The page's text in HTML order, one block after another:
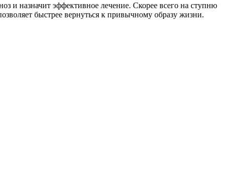
и назначит эффективное лечение. Скорее всего на ступню
быстрее вернуться к привычному образу жизни.